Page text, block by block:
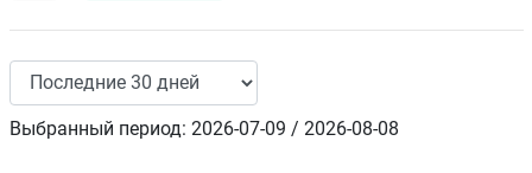
Выбранный период: 2026-07-09 / 2026-08-08